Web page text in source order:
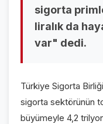
HAKKIMIZDA
sigorta
liralık da
var" dedi.
Türkiye Sigorta
sigorta sektörünün
büyümeyle 4,2